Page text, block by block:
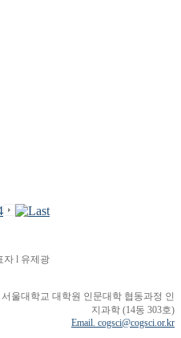
l 유제광
울대학교 대학원 인문대학 협동과정 인
지과학 (14동 303호)
Email. cogsci@cogsci.or.kr